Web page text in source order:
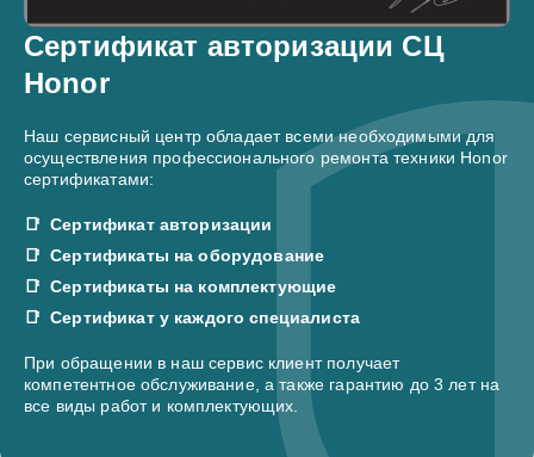
Сертификат авторизации СЦ
Honor
Наш сервисный центр обладает всеми необходимыми для
осуществления профессионального ремонта техники Honor
сертификатами:
Сертификат авторизации
Сертификаты на оборудование
Сертификаты на комплектующие
Сертификат у каждого специалиста
При обращении в наш сервис клиент получает
компетентное обслуживание, а также гарантию до 3 лет на
все виды работ и комплектующих.